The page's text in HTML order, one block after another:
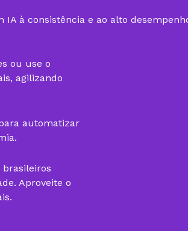
à consistência e ao alto
ou use o
agilizando
automatizar
brasileiros
Aproveite o